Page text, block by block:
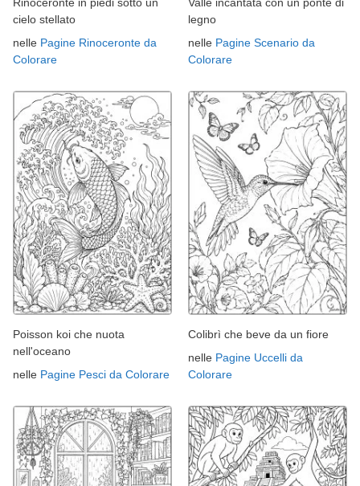
cielo stellato
nelle Pagine Rinoceronte da
Colorare
legno
nelle Pagine Scenario da
Colorare
Poisson koi che nuota
nell'oceano
nelle Pagine Pesci da Colorare
Colibrì che beve da un fiore
nelle Pagine Uccelli da
Colorare